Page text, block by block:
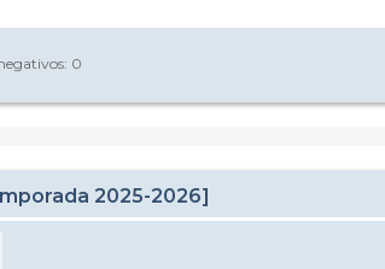
0
2025-2026]